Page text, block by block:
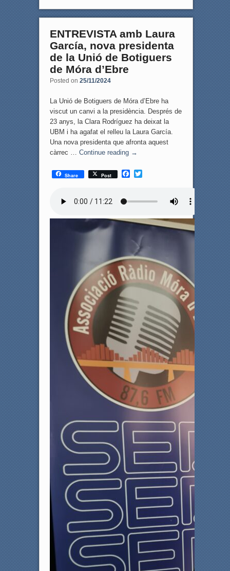
ENTREVISTA amb Laura
García, nova presidenta
de la Unió de Botiguers
de Móra d’Ebre
Posted on 25/11/2024
La Unió de Botiguers de Móra d’Ebre ha
viscut un canvi a la presidència. Després de
23 anys, la Clara Rodríguez ha deixat la
UBM i ha agafat el relleu la Laura García.
Una nova presidenta que afronta aquest
càrrec … Continue reading →
Share Post
F
o
T
r